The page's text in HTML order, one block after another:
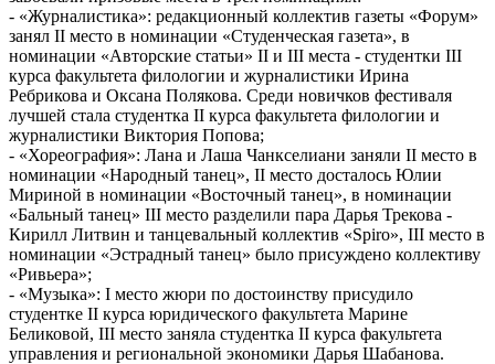
- «Журналистика»: редакционный коллектив газеты «Форум»
занял II место в номинации «Студенческая газета», в
номинации «Авторские статьи» II и III места - студентки III
курса факультета филологии и журналистики Ирина
Ребрикова и Оксана Полякова. Среди новичков фестиваля
лучшей стала студентка II курса факультета филологии и
журналистики Виктория Попова;
- «Хореография»: Лана и Лаша Чанкселиани заняли II место в
номинации «Народный танец», II место досталось Юлии
Мириной в номинации «Восточный танец», в номинации
«Бальный танец» III место разделили пара Дарья Трекова -
Кирилл Литвин и танцевальный коллектив «Spiro», III место в
номинации «Эстрадный танец» было присуждено коллективу
«Ривьера»;
- «Музыка»: I место жюри по достоинству присудило
студентке II курса юридического факультета Марине
Беликовой, III место заняла студентка II курса факультета
управления и региональной экономики Дарья Шабанова.